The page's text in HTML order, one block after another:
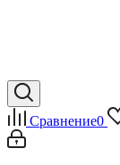
Сравнение0